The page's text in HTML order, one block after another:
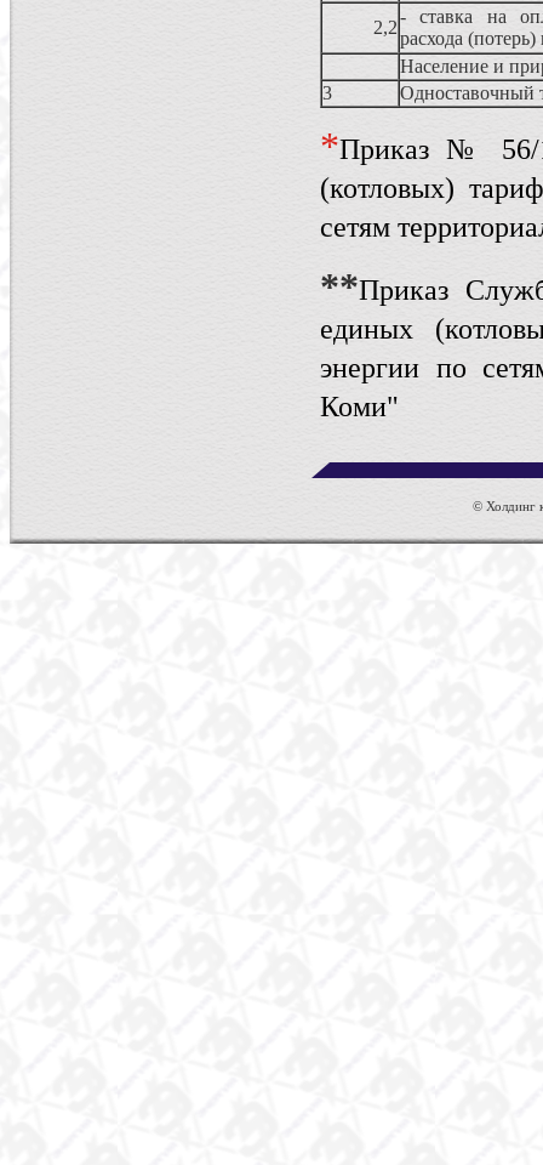
2,2
- ставка на
расхода (потерь)
Население и
3
Одноставочный
*Приказ № 56/
(котловых)
сетям
**Приказ
единых
энергии по
Коми"
© Холдинг